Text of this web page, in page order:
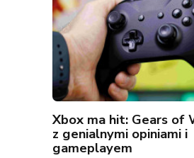
Xbox ma hit: Gears of
z genialnymi opiniami i
gameplayem